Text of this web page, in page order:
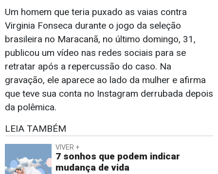
Um homem que teria puxado as vaias contra
Virginia Fonseca durante o jogo da seleção
brasileira no Maracanã, no último domingo, 31,
publicou um vídeo nas redes sociais para se
retratar após a repercussão do caso. Na
gravação, ele aparece ao lado da mulher e afirma
que teve sua conta no Instagram derrubada depois
da polêmica.
LEIA TAMBÉM
VIVER +
7 sonhos que podem indicar
mudança de vida